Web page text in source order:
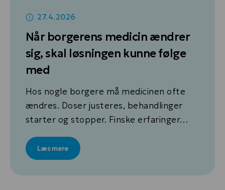
27.4.2026
Når borgerens medicin ændrer
sig, skal løsningen kunne følge
med
Hos nogle borgere må medicinen ofte
ændres. Doser justeres, behandlinger
starter og stopper. Finske erfaringer…
Læs mere